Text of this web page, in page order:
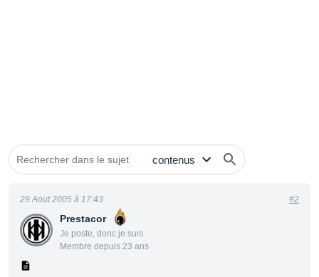
Prestacor
Je poste, donc je suis
Membre depuis 23 ans
29 Aout 2005 à 17:43 #2